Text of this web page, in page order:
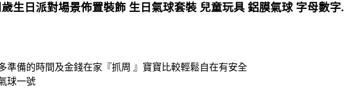
生日派對場景佈置裝飾 生日氣球套裝 兒童玩具 鋁膜氣球 字母數字.
準備的時間及金錢在家『抓周 』寶寶比較輕鬆自在有安全
球一號